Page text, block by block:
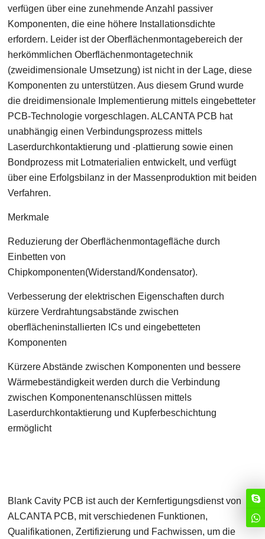
verfügen über eine zunehmende Anzahl passiver
Komponenten, die eine höhere Installationsdichte
erfordern. Leider ist der Oberflächenmontagebereich der
herkömmlichen Oberflächenmontagetechnik
(zweidimensionale Umsetzung) ist nicht in der Lage, diese
Komponenten zu unterstützen. Aus diesem Grund wurde
die dreidimensionale Implementierung mittels eingebetteter
PCB-Technologie vorgeschlagen. ALCANTA PCB hat
unabhängig einen Verbindungsprozess mittels
Laserdurchkontaktierung und -plattierung sowie einen
Bondprozess mit Lotmaterialien entwickelt, und verfügt
über eine Erfolgsbilanz in der Massenproduktion mit beiden
Verfahren.
Merkmale
Reduzierung der Oberflächenmontagefläche durch
Einbetten von
Chipkomponenten(Widerstand/Kondensator).
Verbesserung der elektrischen Eigenschaften durch
kürzere Verdrahtungsabstände zwischen
oberflächeninstallierten ICs und eingebetteten
Komponenten
Kürzere Abstände zwischen Komponenten und bessere
Wärmebeständigkeit werden durch die Verbindung
zwischen Komponentenanschlüssen mittels
Laserdurchkontaktierung und Kupferbeschichtung
ermöglicht
Blank Cavity PCB ist auch der Kernfertigungsdienst von
ALCANTA PCB, mit verschiedenen Funktionen,
Qualifikationen, Zertifizierung und Fachwissen, um die